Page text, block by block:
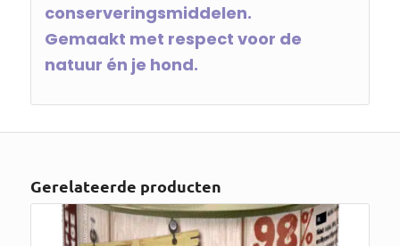
conserveringsmiddelen.
Gemaakt met respect voor de
natuur én je hond.
Gerelateerde producten